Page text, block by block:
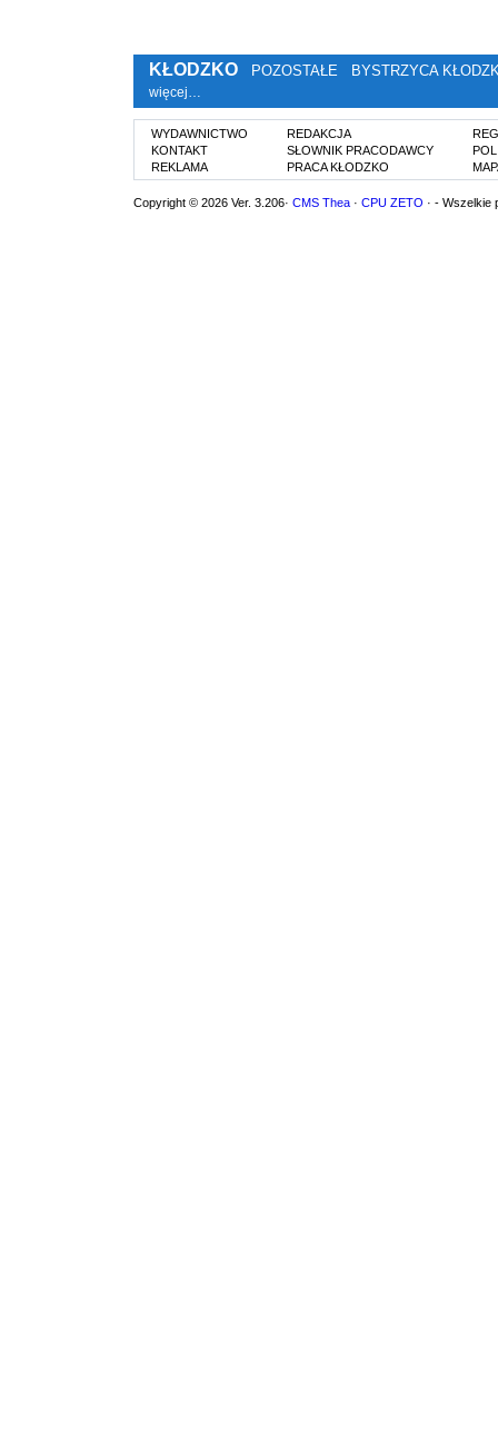
KŁODZKO POZOSTAŁE BYSTRZYCA
więcej…
WYDAWNICTWO
KONTAKT
REKLAMA
REDAKCJA
SŁOWNIK PRACODAWCY
PRACA KŁODZKO
Copyright © 2026 Ver. 3.206· CMS Thea · CPU ZETO · - Wszelkie